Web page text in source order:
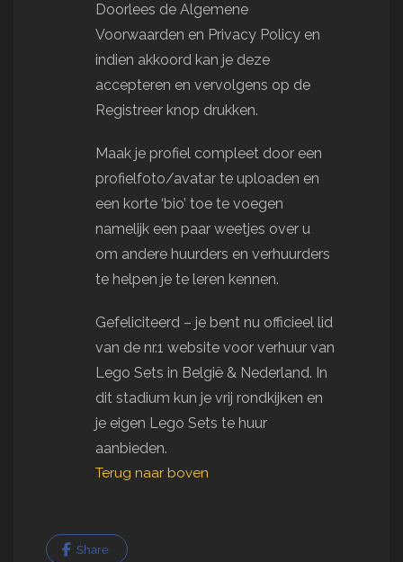
Doorlees de Algemene
Voorwaarden en Privacy Policy en
indien akkoord kan je deze
accepteren en vervolgens op de
Registreer knop drukken.
Maak je profiel compleet door een
profielfoto/avatar te uploaden en
een korte ‘bio’ toe te voegen
namelijk een paar weetjes over u
om andere huurders en verhuurders
te helpen je te leren kennen.
Gefeliciteerd – je bent nu officieel lid
van de nr.1 website voor verhuur van
Lego Sets in België & Nederland. In
dit stadium kun je vrij rondkijken en
je eigen Lego Sets te huur
aanbieden.
Terug naar boven
Share